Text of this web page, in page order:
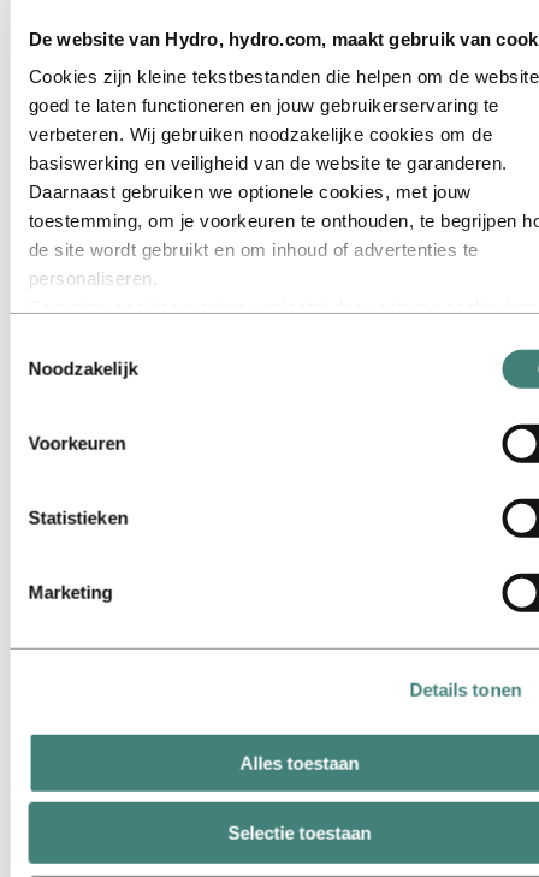
De website van Hydro, hydro.com, maakt gebruik van
Cookies zijn kleine tekstbestanden die helpen om de website
goed te laten functioneren en jouw gebruikerservaring te
verbeteren. Wij gebruiken noodzakelijke cookies om de
basiswerking en veiligheid van de website te garanderen.
Daarnaast gebruiken we optionele cookies, met jouw
toestemming, om je voorkeuren te onthouden, te begrijpen
de site wordt gebruikt en om inhoud of advertenties te
personaliseren.
advertenties. Deze derden kunnen informatie die zij via jouw
gebruik van onze website verzamelen, combineren met
verzameld via jouw gebruik van hun diensten. De derde
is de Verwerkingsverantwoordelijke voor de
die door hun respectieve cookies worden verzameld. In de
Noodzakelijk
Voorkeuren
Statistieken
Marketing
Details tonen
Alles toestaan
Selectie toestaan
Aslaksen)